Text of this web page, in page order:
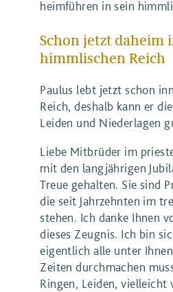
heimführen in sein
Schon jetzt daheim
himmlischen Reich
Paulus lebt jetzt schon
Reich, deshalb kann er
Leiden und Niederlagen
Liebe Mitbrüder im
mit den langjährigen
Treue gehalten. Sie sind
die seit Jahrzehnten im
stehen. Ich danke Ihnen
dieses Zeugnis. Ich bin
eigentlich alle unter
Zeiten durchmachen
Ringen, Leiden, vielleicht